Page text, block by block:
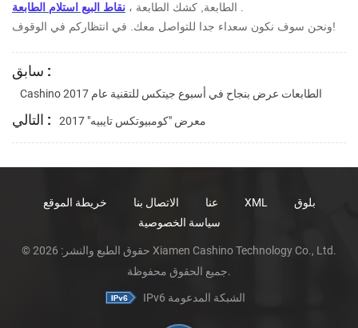
الطابعة, كشك الطابعة ، نقاط البيع استلام الطابعة
.
ونحن سوف نكون سعداء جدا للتواصل معك. في انتظاركم في الوقوف!
سابق :
Cashino الطابعات عرض بنجاح في أسبوع جيتكس للتقنية عام 2017
التالي : معرض "كومبيوتكس تايبيه" 2017
عنا الاتصال بنا خريطة الموقع XML
بلوق
سياسة الخصوصية
© حقوق الطبع والنشر: 2026 Xiamen Cashino Technology Co., Ltd.
جميع الحقوق محفوظة.
IPv6 الشبكة المدعومة